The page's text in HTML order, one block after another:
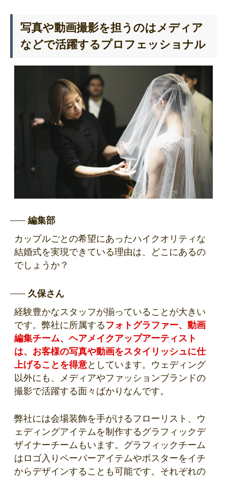
写真や動画撮影を担うのはメディア
などで活躍するプロフェッショナル
編集部
カップルごとの希望にあったハイクオリティな
結婚式を実現できている理由は、どこにあるの
でしょうか？
久保さん
経験豊かなスタッフが揃っていることが大きい
です。弊社に所属する フォトグラファー、動画
編集チーム、ヘアメイクアップアーティスト
は、お客様の写真や動画をスタイリッシュに仕
上げることを得意としています。ウェディング
以外にも、メディアやファッションブランドの
撮影で活躍する面々ばかりなんです。
弊社には会場装飾を手がけるフローリスト、ウ
ェディングアイテムを制作するグラフィックデ
ザイナーチームもいます。グラフィックチーム
はロゴ入りペーパーアイテムやポスターをイチ
からデザインすることも可能です。それぞれの